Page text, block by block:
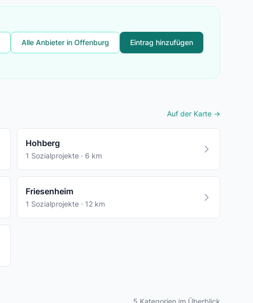
Alle Anbieter in Offenburg Eintrag hinzufügen
Auf der Karte →
Hohberg
1 Sozialprojekte · 6 km
Friesenheim
1 Sozialprojekte · 12 km
5 Kategorien im Überblick